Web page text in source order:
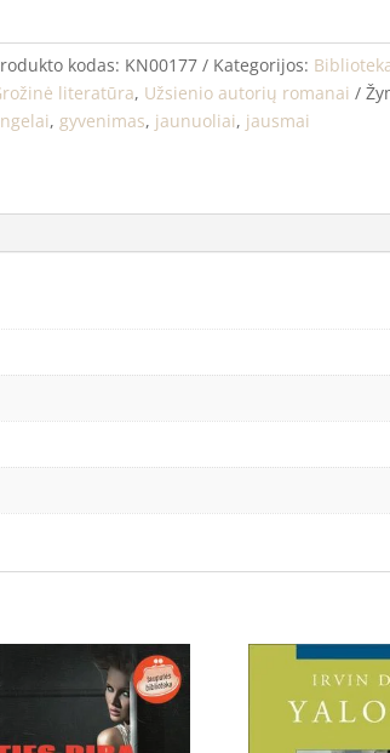
kodas: KN00177 Kategorijos:
literatūra, Užsienio autorių romanai
,gyvenimas, jaunuoliai, jausmai